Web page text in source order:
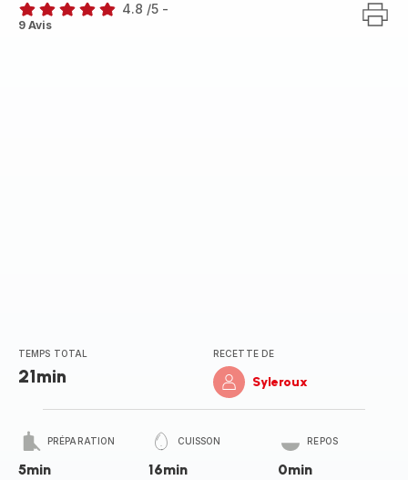
ratings.4.8
4.8 /5 -
9 Avis
TEMPS TOTAL
21min
RECETTE DE
Syleroux
PRÉPARATION
5min
CUISSON
16min
REPOS
0min